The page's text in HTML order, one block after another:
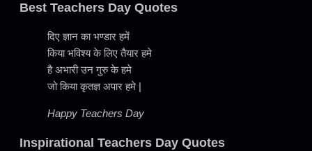
Best Teachers Day Quotes
दिए ज्ञान का भण्डार हमें
किया भविश्य के लिए तैयार हमे
है अभारी उन गुरु के हमे
जो किया कृतज्ञ अपार हमे |
Happy Teachers Day
Inspirational Teachers Day Quotes